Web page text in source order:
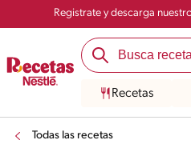
Registrate y descarga
Recetas
Todas las recetas